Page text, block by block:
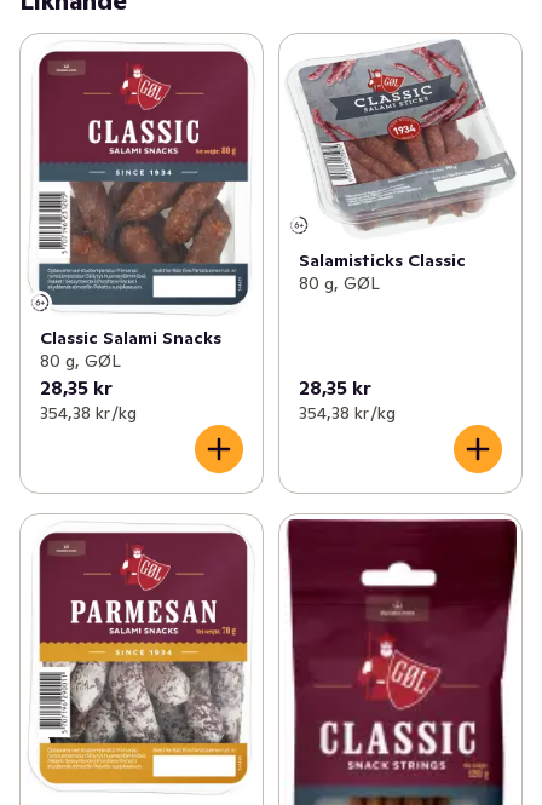
Classic Salami Snacks
80 g, GØL
28,35 kr
354,38 kr /kg
Salamisticks Classic
80 g, GØL
28,35 kr
354,38 kr /kg